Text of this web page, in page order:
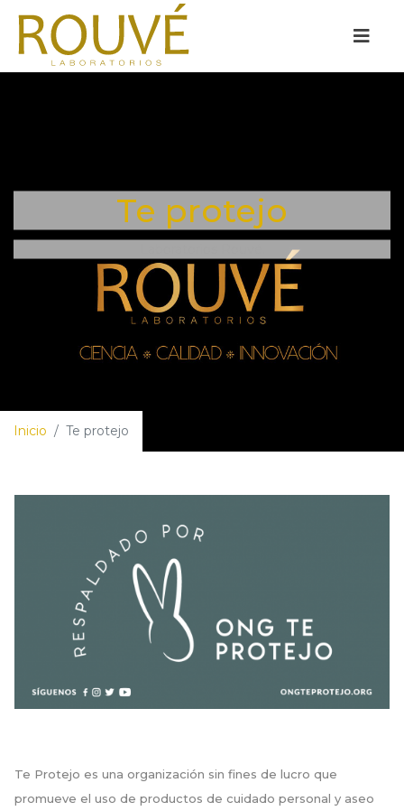
Inicio / Te protejo
Te protejo
Te Protejo es una organización sin fines de lucro que
promueve el uso de productos de cuidado personal y aseo